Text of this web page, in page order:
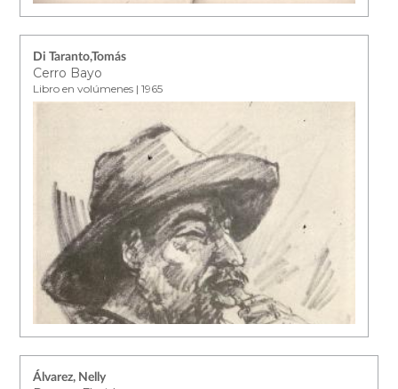
Di Taranto,Tomás
Cerro Bayo
Libro en volúmenes | 1965
Álvarez, Nelly